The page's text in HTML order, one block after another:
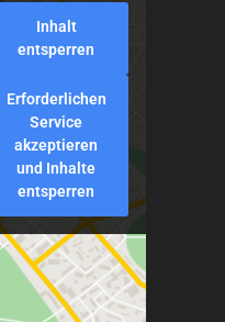
Inhalt
entsperren
Erforderlichen
Service
akzeptieren
und Inhalte
entsperren